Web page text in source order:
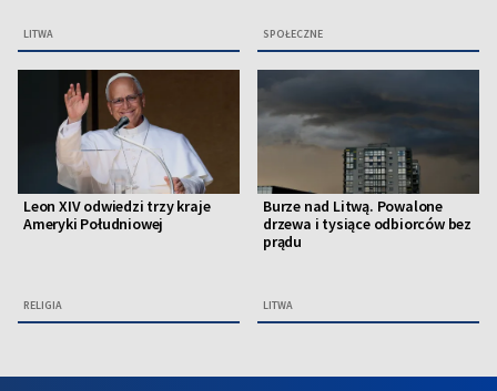
LITWA SPOŁECZNE
Leon XIV odwiedzi trzy kraje
Ameryki Południowej
RELIGIA
Burze nad Litwą. Powalone
drzewa i tysiące odbiorców bez
prądu
LITWA